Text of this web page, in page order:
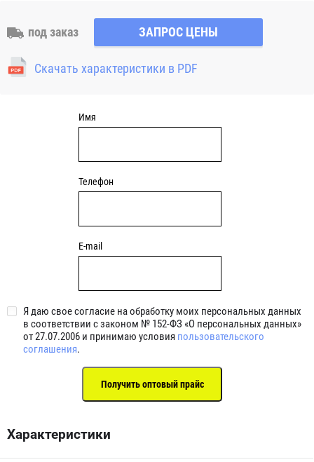
под заказ ЗАПРОС ЦЕНЫ
Скачать характеристики в PDF
Имя
Телефон
E-mail
Я даю свое согласие на обработку моих персональных данных
в соответствии с законом № 152-ФЗ «О персональных данных»
от 27.07.2006 и принимаю условия пользовательского
соглашения.
Характеристики